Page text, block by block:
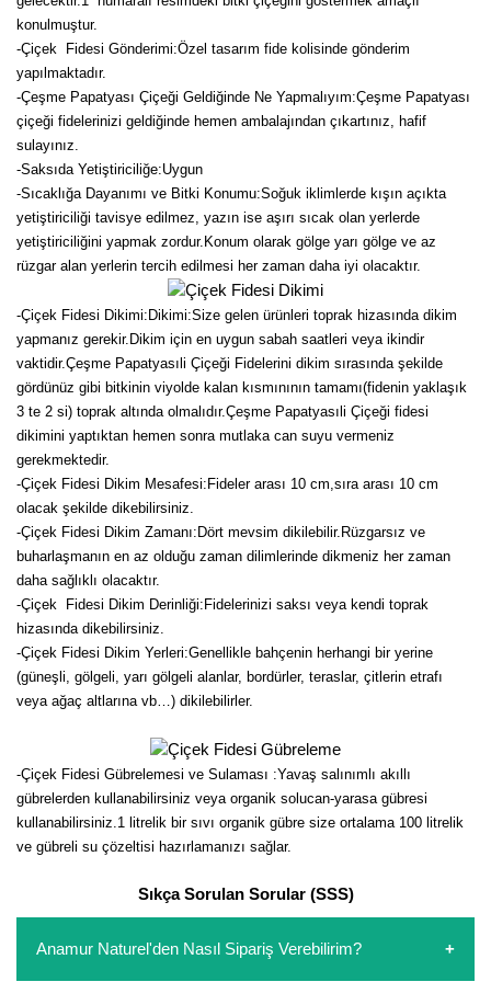
konulmuştur.
-Çiçek Fidesi Gönderimi:Özel tasarım fide kolisinde gönderim
yapılmaktadır.
-Çeşme Papatyası Çiçeği Geldiğinde Ne Yapmalıyım:Çeşme Papatyası
çiçeği fidelerinizi geldiğinde hemen ambalajından çıkartınız, hafif
sulayınız.
-Saksıda Yetiştiriciliğe:Uygun
-Sıcaklığa Dayanımı ve Bitki Konumu:Soğuk iklimlerde kışın açıkta
yetiştiriciliği tavisye edilmez, yazın ise aşırı sıcak olan yerlerde
yetiştiriciliğini yapmak zordur.Konum olarak gölge yarı gölge ve az
rüzgar alan yerlerin tercih edilmesi her zaman daha iyi olacaktır.
-Çiçek Fidesi Dikimi: Dikimi:Size gelen ürünleri toprak hizasında dikim
yapmanız gerekir.Dikim için en uygun sabah saatleri veya ikindir
vaktidir.Çeşme Papatyasıli Çiçeği Fidelerini dikim sırasında şekilde
gördünüz gibi bitkinin viyolde kalan kısmınının tamamı(fidenin yaklaşık
3 te 2 si) toprak altında olmalıdır.Çeşme Papatyasıli Çiçeği fidesi
dikimini yaptıktan hemen sonra mutlaka can suyu vermeniz
gerekmektedir.
-Çiçek Fidesi Dikim Mesafesi:Fideler arası 10 cm,sıra arası 10 cm
olacak şekilde dikebilirsiniz.
-Çiçek Fidesi Dikim Zamanı:Dört mevsim dikilebilir.Rüzgarsız ve
buharlaşmanın en az olduğu zaman dilimlerinde dikmeniz her zaman
daha sağlıklı olacaktır.
-Çiçek Fidesi Dikim Derinliği:Fidelerinizi saksı veya kendi toprak
hizasında dikebilirsiniz.
-Çiçek Fidesi Dikim Yerleri:Genellikle bahçenin herhangi bir yerine
(güneşli, gölgeli, yarı gölgeli alanlar, bordürler, teraslar, çitlerin etrafı
veya ağaç altlarına vb…) dikilebilirler.
-Çiçek Fidesi Gübrelemesi ve Sulaması :Yavaş salınımlı akıllı
gübrelerden kullanabilirsiniz veya organik solucan-yarasa gübresi
kullanabilirsiniz.1 litrelik bir sıvı organik gübre size ortalama 100 litrelik
ve gübreli su çözeltisi hazırlamanızı sağlar.
Sıkça Sorulan Sorular (SSS)
Anamur Naturel'den Nasıl Sipariş Verebilirim?